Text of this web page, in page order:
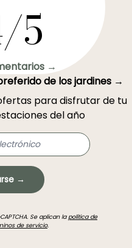
5
→
de los jardines →
para disfrutar de tu
del año
→
Se aplican lapolítica de
de servicio.